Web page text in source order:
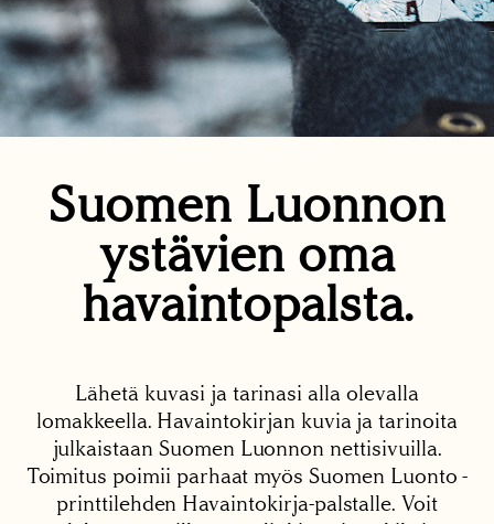
Suomen Luonnon
ystävien oma
havaintopalsta.
Lähetä kuvasi ja tarinasi alla olevalla
lomakkeella. Havaintokirjan kuvia ja tarinoita
julkaistaan Suomen Luonnon nettisivuilla.
Toimitus poimii parhaat myös Suomen Luonto -
printtilehden Havaintokirja-palstalle. Voit